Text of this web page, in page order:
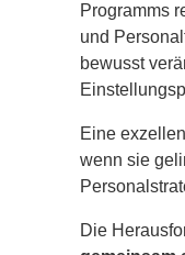
Programms
und
bewusst
Eine
wenn sie
Die